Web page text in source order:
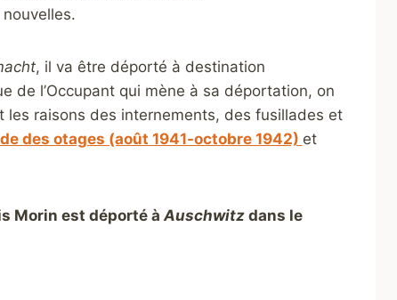
, il va être déporté à destination
de l’Occupant qui mène à sa déportation, on
raisons des internements, des fusillades et
des otages (août 1941-octobre 1942) et
Morin est déporté àAuschwitzdans le